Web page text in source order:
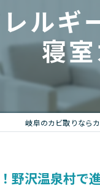
ルギ
寝
岐阜のカビ取りなら
野沢温泉村で